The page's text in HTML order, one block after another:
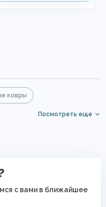
ковры
с коротким ворсомПосмотреть еще
с вами в ближайшее